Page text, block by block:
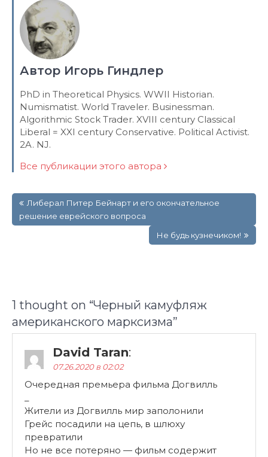
Автор Игорь Гиндлер
PhD in Theoretical Physics. WWII Historian.
Numismatist. World Traveler. Businessman.
Algorithmic Stock Trader. XVIII century Classical
Liberal = XXI century Conservative. Political Activist.
2A. NJ.
Все публикации этого автора
по
записям
Либерал Питер Бейнарт и его окончательное
решение еврейского вопроса
Не будь кузнечиком!
1 thought on “Черный камуфляж
американского марксизма”
David Taran:
07.26.2020 в 02:02
Очередная премьера фильма Догвилль
Жители из Догвилль мир заполонили
Грейс посадили на цепь, в шлюху
превратили
Но не все потеряно — фильм содержит